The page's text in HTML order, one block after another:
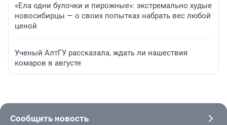
«Ела одни булочки и пирожные»: экстремально худые
новосибирцы — о своих попытках набрать вес любой
ценой
Ученый АлтГУ рассказала, ждать ли нашествия
комаров в августе
Сообщить новость